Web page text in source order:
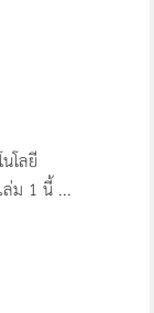
โลยี
ม 1 นี้ ...